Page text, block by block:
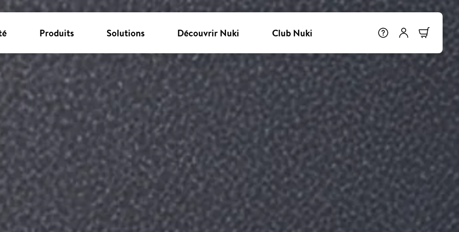
Produits Solutions Découvrir Nuki Club Nuki